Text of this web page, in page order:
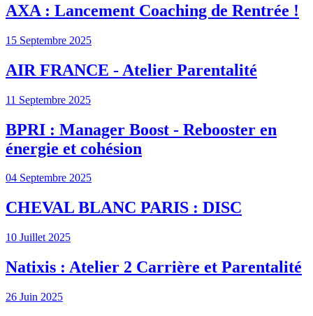
AXA : Lancement Coaching de Rentrée !
15 Septembre 2025
AIR FRANCE - Atelier Parentalité
11 Septembre 2025
BPRI : Manager Boost - Rebooster en
énergie et cohésion
04 Septembre 2025
CHEVAL BLANC PARIS : DISC
10 Juillet 2025
Natixis : Atelier 2 Carrière et Parentalité
26 Juin 2025